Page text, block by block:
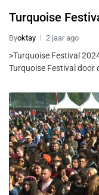
Turquoise
Byoktay 2 jaar ago
>Turquoise Festival
Turquoise Festival door